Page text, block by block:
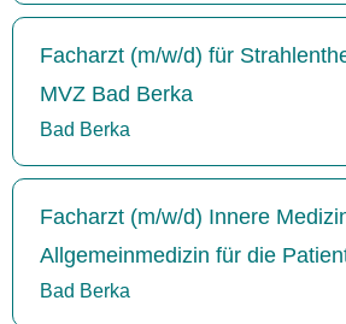
Facharzt (m/w/d) für
MVZ Bad Berka
Bad Berka
Facharzt (m/w/d) Innere
Allgemeinmedizin für die
Bad Berka